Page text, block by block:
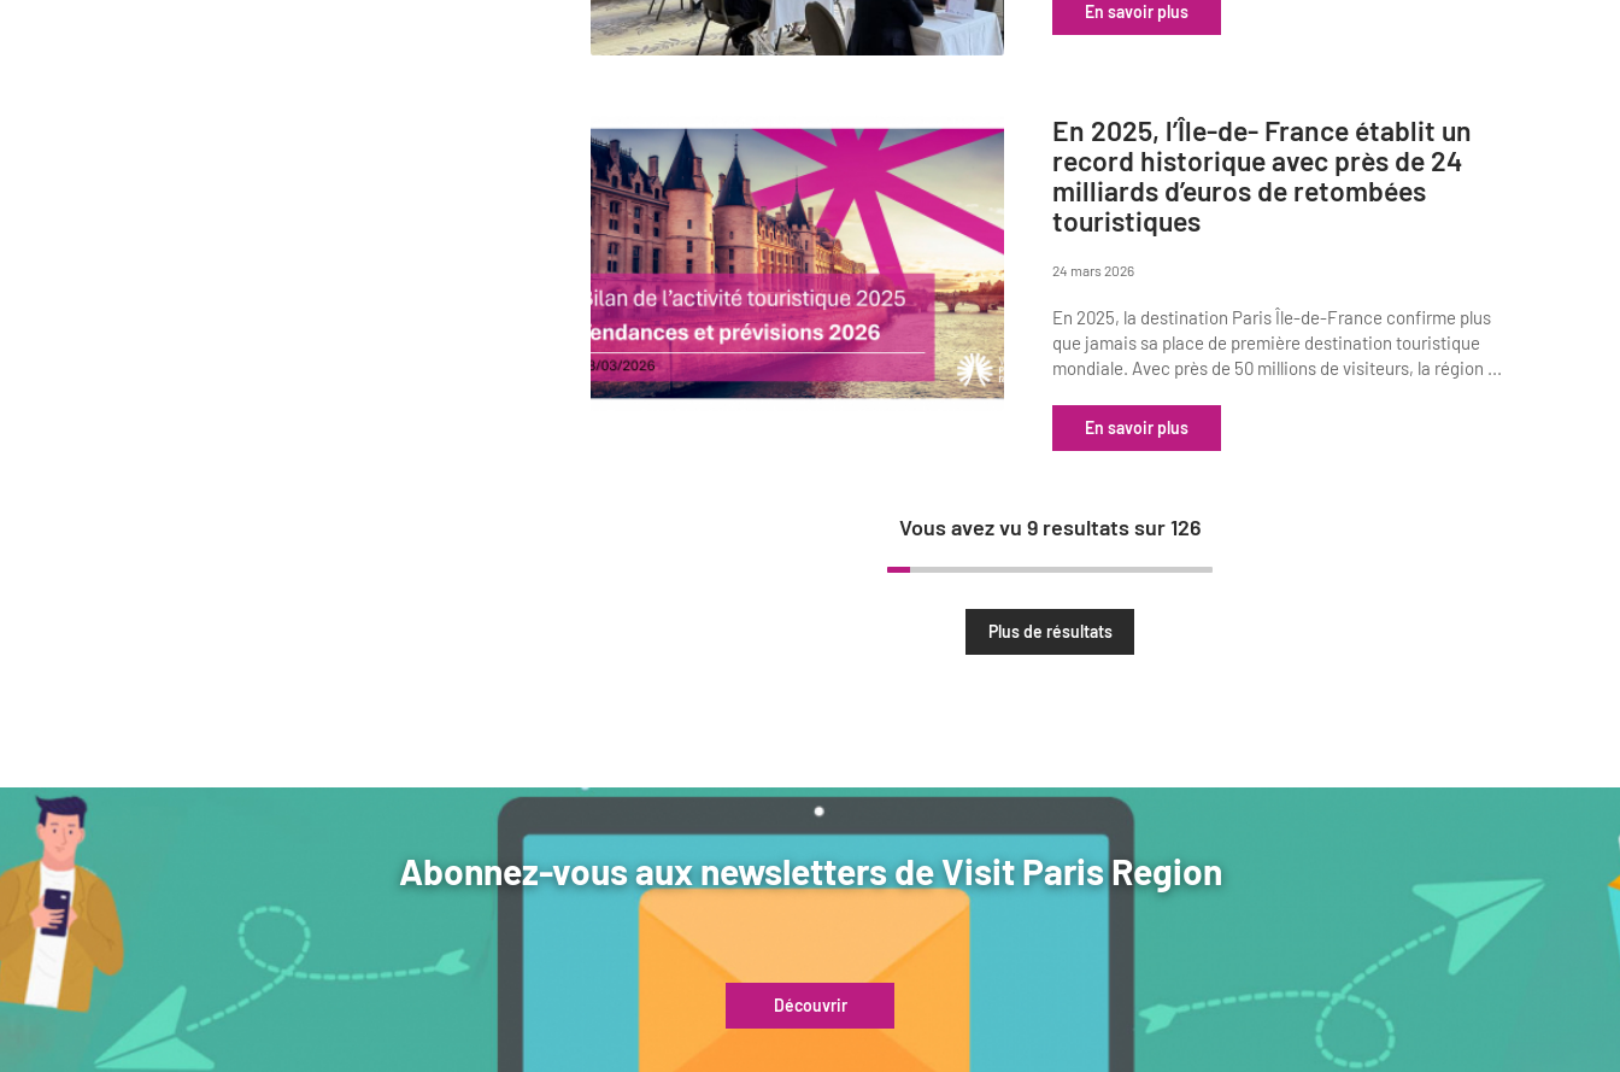
En savoir plus
En 2025, l’Île-de- France établit un
record historique avec près de 24
milliards d’euros de retombées
touristiques
24 mars 2026
En 2025, la destination Paris Île-de-France confirme plus
que jamais sa place de première destination touristique
mondiale. Avec près de 50 millions de visiteurs, la région ...
En savoir plus
Vous avez vu 9resultats sur126
Plus de résultats
Abonnez-vous aux newsletters de Visit Paris Region
Découvrir